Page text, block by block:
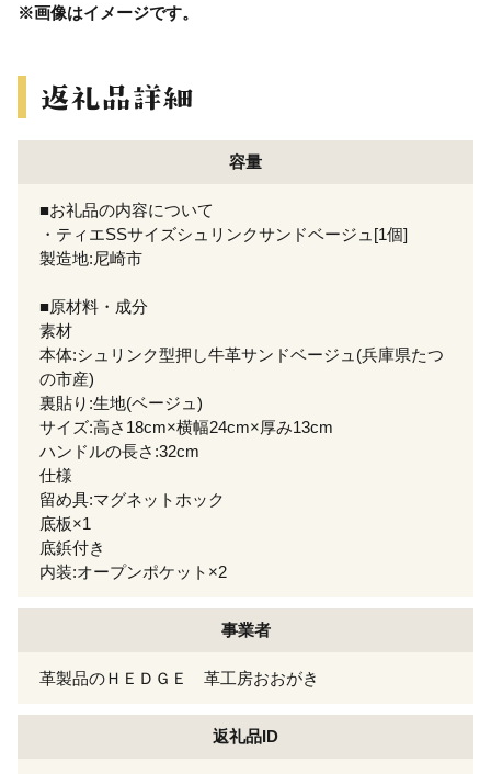
※画像はイメージです。
容量
■お礼品の内容について
・ティエSSサイズシュリンクサンドベージュ[1個]
製造地:尼崎市
■原材料・成分
素材
本体:シュリンク型押し牛革サンドベージュ(兵庫県たつ
の市産)
裏貼り:生地(ベージュ)
サイズ:高さ18cm×横幅24cm×厚み13cm
ハンドルの長さ:32cm
仕様
留め具:マグネットホック
底板×1
底鋲付き
内装:オープンポケット×2
事業者
革製品のＨＥＤＧＥ 革工房おおがき
返礼品ID